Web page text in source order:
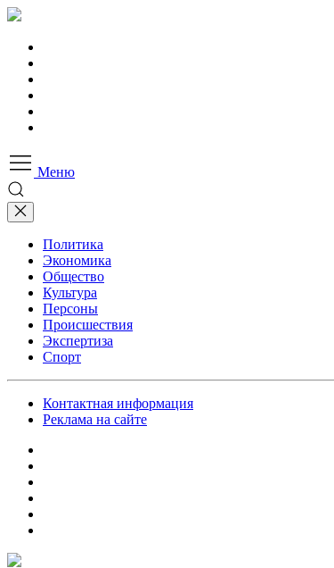
Меню
Политика
Экономика
Общество
Культура
Персоны
Происшествия
Экспертиза
Спорт
Контактная информация
Реклама на сайте